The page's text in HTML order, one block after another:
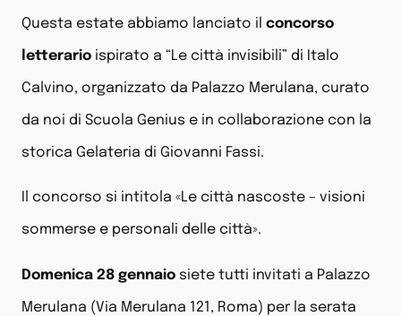
Questa estate abbiamo lanciato il concorso
letterario ispirato a “Le città invisibili” di Italo
Calvino, organizzato da Palazzo Merulana, curato
da noi di Scuola Genius e in collaborazione con la
storica Gelateria di Giovanni Fassi.
Il concorso si intitola «Le città nascoste – visioni
sommerse e personali delle città».
Domenica 28 gennaio siete tutti invitati a Palazzo
Merulana (Via Merulana 121, Roma) per la serata